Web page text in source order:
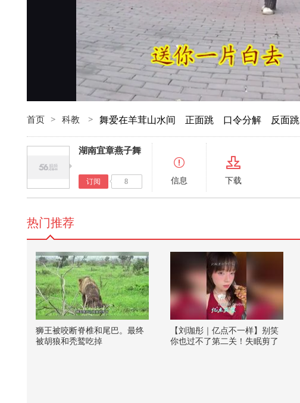
首页 > 科教 > 舞爱在羊茸山水间 正面跳 口令分解 反面跳
湖南宜章燕子舞
订阅 8 信息 下载
热门推荐
狮王被咬断脊椎和尾巴。最终
被胡狼和秃鹫吃掉
【刘珈彤｜亿点不一样】别笑
你也过不了第二关！失眠剪了